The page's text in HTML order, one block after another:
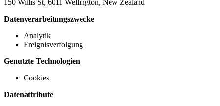
150 Willis St, 6011 Wellington, New Zealand
Datenverarbeitungszwecke
Analytik
Ereignisverfolgung
Genutzte Technologien
Cookies
Datenattribute